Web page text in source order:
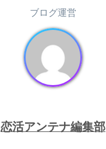
ブログ運営
恋活アンテナ編集部